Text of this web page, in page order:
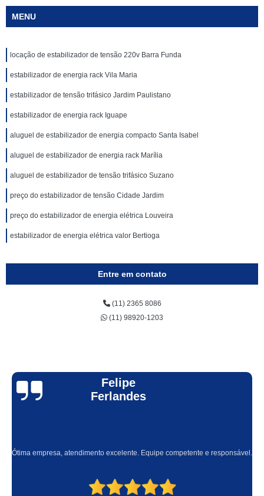
MENU
locação de estabilizador de tensão 220v Barra Funda
estabilizador de energia rack Vila Maria
estabilizador de tensão trifásico Jardim Paulistano
estabilizador de energia rack Iguape
aluguel de estabilizador de energia compacto Santa Isabel
aluguel de estabilizador de energia rack Marília
aluguel de estabilizador de tensão trifásico Suzano
preço do estabilizador de tensão Cidade Jardim
preço do estabilizador de energia elétrica Louveira
estabilizador de energia elétrica valor Bertioga
Entre em contato
(11) 2365 8086
(11) 98920-1203
Felipe
Ferlandes
Ótima empresa, atendimento excelente. Equipe competente e responsável.